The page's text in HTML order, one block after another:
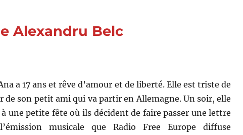
Alexandru Belc
a 17 ans et rêve d’amour et de liberté. Elle est triste de
de son petit ami qui va partir en Allemagne. Un soir, elle
une petite fête où ils décident de faire passer une lettre
musicale que Radio Free Europe diffuse